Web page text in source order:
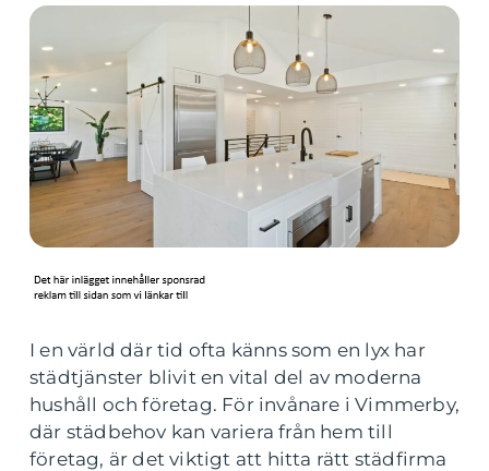
I en värld där tid ofta känns som en lyx har
städtjänster blivit en vital del av moderna
hushåll och företag. För invånare i Vimmerby,
där städbehov kan variera från hem till
företag, är det viktigt att hitta rätt städfirma